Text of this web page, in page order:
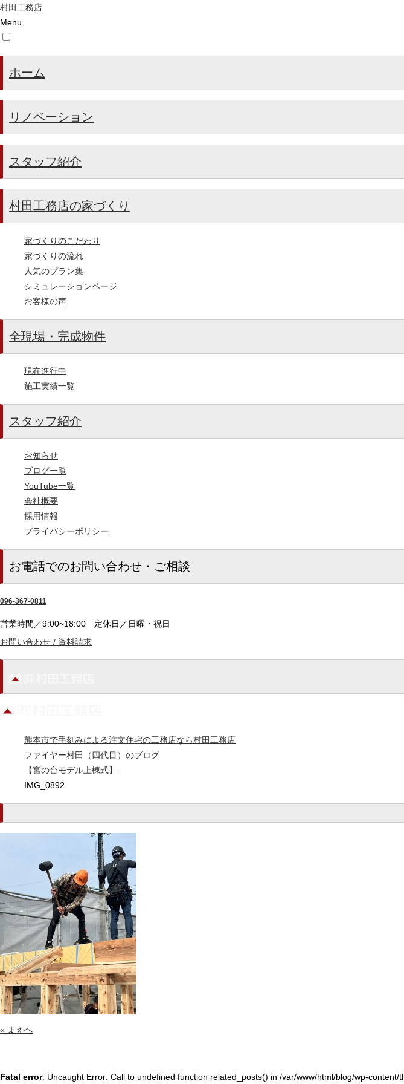
村田工務店
Menu
ホーム
リノベーション
スタッフ紹介
村田工務店の家づくり
家づくりのこだわり
家づくりの流れ
人気のプラン集
シミュレーションページ
お客様の声
全現場・完成物件
現在進行中
施工実績一覧
スタッフ紹介
お知らせ
ブログ一覧
YouTube一覧
会社概要
採用情報
プライバシーポリシー
お電話でのお問い合わせ・ご相談
096-367-0811
営業時間／9:00~18:00 定休日／日曜・祝日
お問い合わせ / 資料請求
熊本市で手刻みによる注文住宅の工務店なら村田工務店
ファイヤー村田（四代目）のブログ
【宮の台モデル上棟式】
IMG_0892
« まえへ
Fatal error: Uncaught Error: Call to undefined function related_posts() in /var/www/html/blog/wp-